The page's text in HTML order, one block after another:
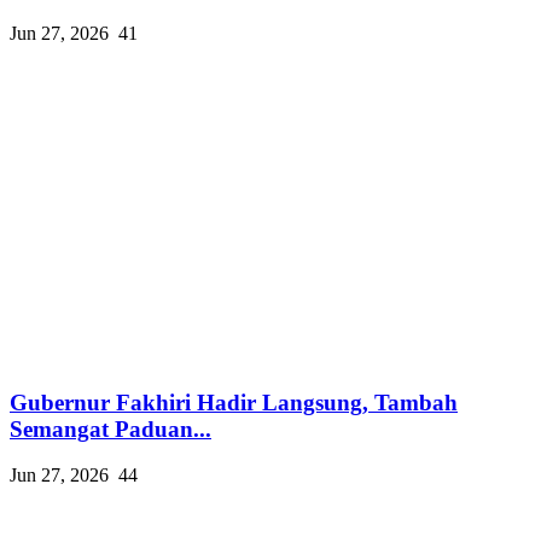
Jun 27, 2026 41
Gubernur Fakhiri Hadir Langsung, Tambah
Semangat Paduan...
Jun 27, 2026 44